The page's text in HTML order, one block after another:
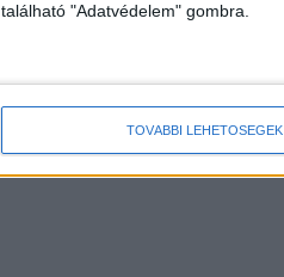
található "Adatvédelem" gombra.
TOVÁBBI LEHETŐSÉGEK